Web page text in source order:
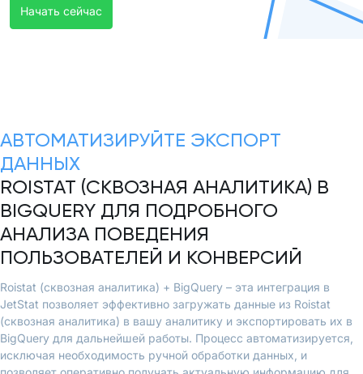
Начать сейчас
АВТОМАТИЗИРУЙТЕ ЭКСПОРТ
ДАННЫХ
ROISTAT (СКВОЗНАЯ АНАЛИТИКА) В
BIGQUERY ДЛЯ ПОДРОБНОГО
АНАЛИЗА ПОВЕДЕНИЯ
ПОЛЬЗОВАТЕЛЕЙ И КОНВЕРСИЙ
Roistat (сквозная аналитика) + BigQuery – эта интеграция в
JetStat позволяет эффективно загружать данные из Roistat
(сквозная аналитика) в вашу аналитику и экспортировать их в
BigQuery для дальнейшей работы. Процесс автоматизируется,
исключая необходимость ручной обработки данных, и